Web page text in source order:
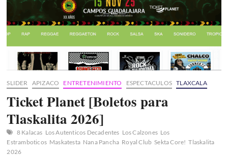
SLIDER APIZACO ENTRETENIMIENTO ESPECTACULOS TLAXCALA
Ticket Planet [Boletos para
Tlaskalita 2026]
8 Kalacas Los Autenticos Decadentes Los Calzones Los
Estramboticos Maskatesta Nana Pancha Royal Club Sekta Core! Tlaskalita
2026